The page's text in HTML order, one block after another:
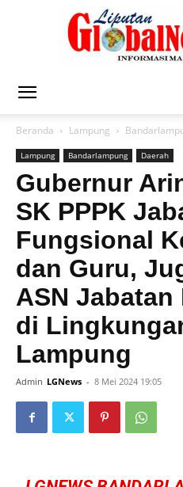
Beranda Lampung
Lampung Bandarlampung Daerah
Gubernur
SK PPPK
Fungsional
dan Guru,
ASN
di
Lampung
Admin LGNews - 8 Mei 2024 19:05